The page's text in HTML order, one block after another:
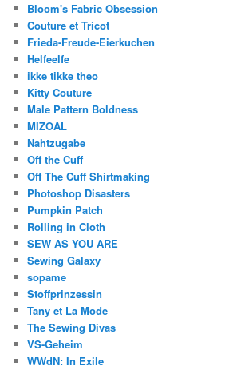
Bloom's Fabric Obsession
Couture et Tricot
Frieda-Freude-Eierkuchen
Helfeelfe
ikke tikke theo
Kitty Couture
Male Pattern Boldness
MIZOAL
Nahtzugabe
Off the Cuff
Off The Cuff Shirtmaking
Photoshop Disasters
Pumpkin Patch
Rolling in Cloth
SEW AS YOU ARE
Sewing Galaxy
sopame
Stoffprinzessin
Tany et La Mode
The Sewing Divas
VS-Geheim
WWdN: In Exile